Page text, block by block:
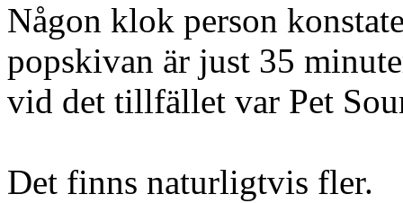
Någon klok person
popskivan är just 35
vid det tillfället var Pet
Det finns naturligtvis fler.